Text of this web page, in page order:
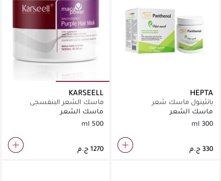
HEPTA
بانثينول ماسك شعر
ماسك الشعر
300 ml
KARSEELL
ماسك الشعر البنفسجي
(عبوة برطمان)
ماسك الشعر
500 ml